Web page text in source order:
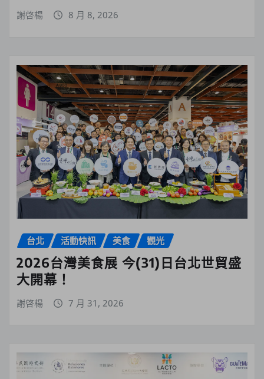
謝啓楊 8 月 8, 2026
台北 活動快訊 美食 觀光
2026台灣美食展 今(31)日台北世貿盛
大開幕！
謝啓楊 7 月 31, 2026